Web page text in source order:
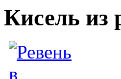
Кисель из